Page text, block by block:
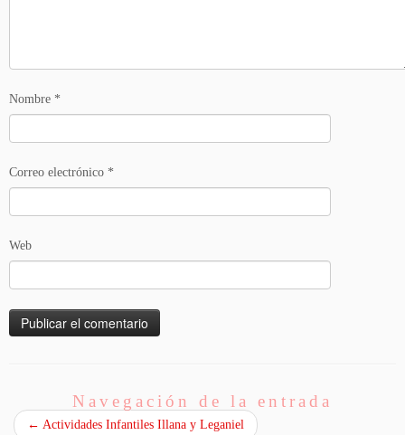
Nombre *
Correo electrónico *
Web
Navegación de la entrada
← Actividades Infantiles Illana y Leganiel